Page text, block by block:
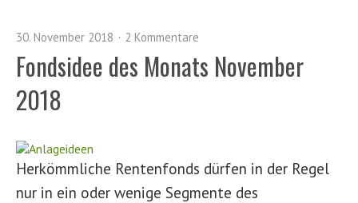
30. November 2018 2 Kommentare
Fondsidee des Monats November
2018
Herkömmliche Rentenfonds dürfen in der Regel
nur in ein oder wenige Segmente des